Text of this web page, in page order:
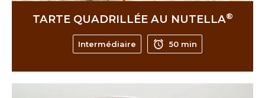
TARTE QUADRILLÉE AU NUTELLA®
Intermédiaire 50 min